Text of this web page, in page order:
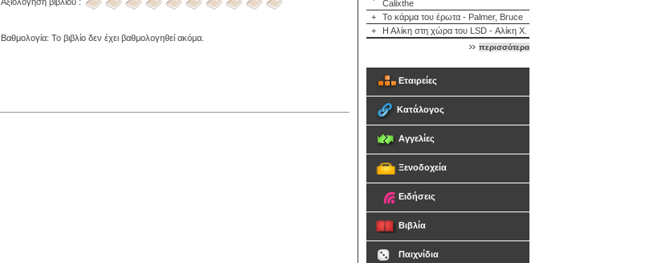
Βαθμολογία: Το βιβλίο δεν έχει βαθμολογηθεί ακόμα.
Calixthe
+
Το κάρμα του έρωτα - Palmer, Bruce
+
Η Αλίκη στη χώρα του LSD - Αλίκη Χ.
περισσότερα
Εταιρείες
Κατάλογος
Αγγελίες
Ξενοδοχεία
Ειδήσεις
Βιβλία
Παιχνίδια